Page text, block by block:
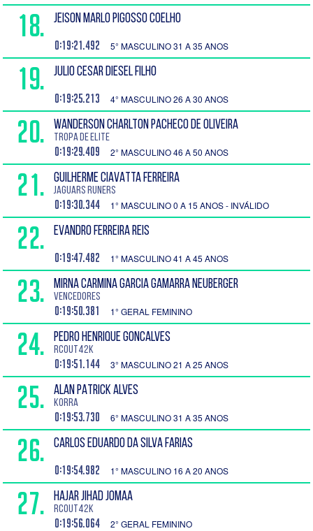
18. JEISON MARLO PIGOSSO COELHO
0:19:21.492 5° MASCULINO 31 A 35 ANOS
19. JULIO CESAR DIESEL FILHO
0:19:25.213 4° MASCULINO 26 A 30 ANOS
20. WANDERSON CHARLTON PACHECO DE OLIVEIRA
Tropa de Elite
0:19:29.409 2° MASCULINO 46 A 50 ANOS
21. GUILHERME CIAVATTA FERREIRA
Jaguars Runers
0:19:30.344 1° MASCULINO 0 A 15 ANOS - INVÁLIDO
22. EVANDRO FERREIRA REIS
0:19:47.482 1° MASCULINO 41 A 45 ANOS
23. MIRNA CARMINA GARCIA GAMARRA NEUBERGER
Vencedores
0:19:50.381 1° GERAL FEMININO
24. PEDRO HENRIQUE GONCALVES
RCOUT42K
0:19:51.144 3° MASCULINO 21 A 25 ANOS
25. ALAN PATRICK ALVES
Korra
0:19:53.730 6° MASCULINO 31 A 35 ANOS
26. CARLOS EDUARDO DA SILVA FARIAS
0:19:54.982 1° MASCULINO 16 A 20 ANOS
27. HAJAR JIHAD JOMAA
RCout42K
0:19:56.064 2° GERAL FEMININO